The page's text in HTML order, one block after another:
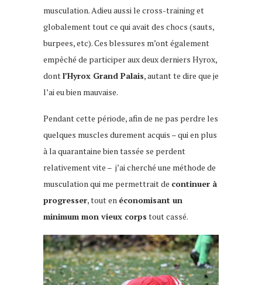
musculation. Adieu aussi le cross-training et
globalement tout ce qui avait des chocs (sauts,
burpees, etc). Ces blessures m’ont également
empêché de participer aux deux derniers Hyrox,
dontl’Hyrox Grand Palais, autant te dire que je
l’ai eu bien mauvaise.
Pendant cette période, afin de ne pas perdre les
quelques muscles durement acquis – qui en plus
à la quarantaine bien tassée se perdent
relativement vite – j’ai cherché une méthode de
musculation qui me permettrait de continuer à
progresser, tout en économisant un
minimum mon vieux corps tout cassé.